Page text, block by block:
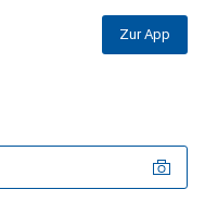
Zur App